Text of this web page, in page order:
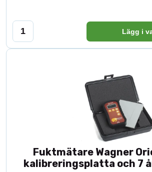
Lägg i
Fuktmätare Wagner
kalibreringsplatta och 7